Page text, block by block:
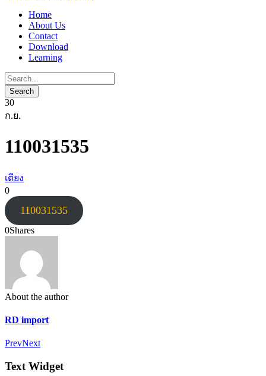
Home
About Us
Contact
Download
Learning
30
ก.ย.
110031535
เตียง
0
110031535
0Shares
About the author
RD import
PrevNext
Text Widget